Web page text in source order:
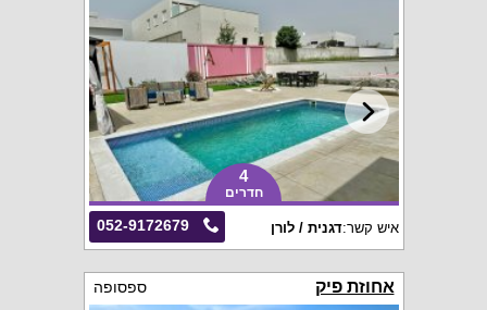
4
חדרים
052-9172679 איש קשר:דגנית / לורן
אחוזת פיק ספסופה